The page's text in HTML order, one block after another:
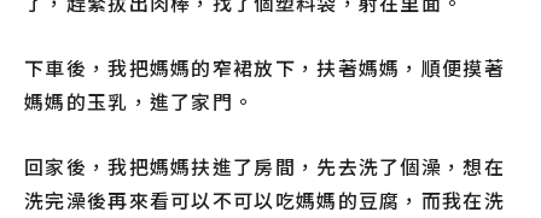
下車後，我把媽媽的窄裙放下，扶著媽媽，順便摸著
媽媽的玉乳，進了家門。
回家後，我把媽媽扶進了房間，先去洗了個澡，想在
洗完澡後再來看可以不可以吃媽媽的豆腐，而我在洗